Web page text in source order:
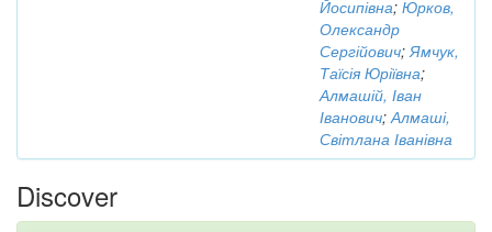
Йосипівна; Юрков,
Олександр
Сергійович;Ямчук,
Таїсія Юріївна;
Алмашій, Іван
Іванович;Алмаші,
Світлана Іванівна
Discover